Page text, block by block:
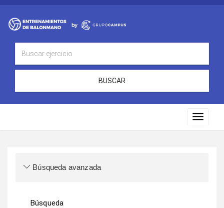
BUSCAR
Toggle
Búsqueda avanzada
Búsqueda